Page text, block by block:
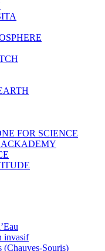
FOR SCIENCE
invasif
(Chauves-Souris)